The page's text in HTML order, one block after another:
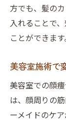
方でも、髪の
入れることで
ことができます
美容室施術で
美容室での顔
は、顔周りの
ーメイドのケ